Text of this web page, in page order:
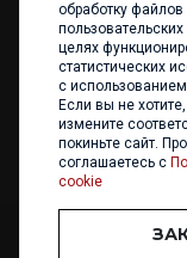
ООО
обработку
целях
статистических
с
Если вы не
измените
покиньте сайт.
соглашаетесь с
cookie